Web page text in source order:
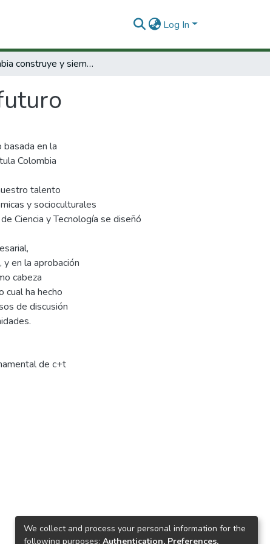
Log In
Colombia construye y siembra futuro
en la
Colombia
talento
y socioculturales
Ciencia y Tecnología se diseñó
en la aprobación
cabeza
cual ha hecho
de discusión
de c+t
We collect and process your personal information for the
following purposes: Authentication, Preferences,